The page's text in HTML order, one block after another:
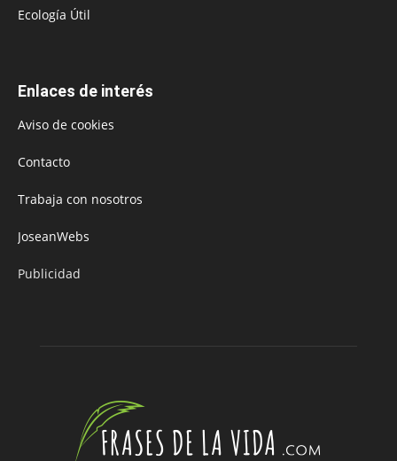
Ecología Útil
Enlaces de interés
Aviso de cookies
Contacto
Trabaja con nosotros
JoseanWebs
Publicidad